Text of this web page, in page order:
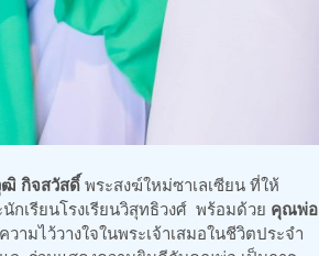
กิจสวัสดิ์พระสงฆ์ใหม่ซาเลเซียน ที่ให้
เรียนโรงเรียนวิสุทธิวงศ์ พร้อมด้วย คุณพ่อ
ไว้วางใจในพระเจ้าเสมอในชีวิตประจำ